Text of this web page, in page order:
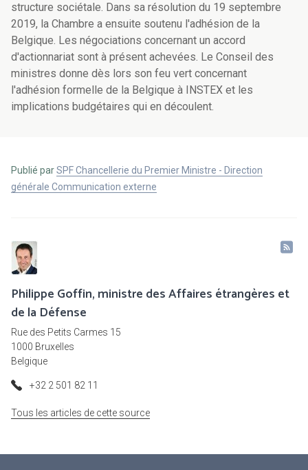
structure sociétale. Dans sa résolution du 19 septembre
2019, la Chambre a ensuite soutenu l'adhésion de la
Belgique. Les négociations concernant un accord
d'actionnariat sont à présent achevées. Le Conseil des
ministres donne dès lors son feu vert concernant
l'adhésion formelle de la Belgique à INSTEX et les
implications budgétaires qui en découlent.
Publié parSPF Chancellerie du Premier Ministre - Direction
générale Communication externe
Philippe Goffin, ministre des Affaires étrangères et
de la Défense
Rue des Petits Carmes 15
1000 Bruxelles
Belgique
+32 2 501 82 11
Tous les articles de cette source